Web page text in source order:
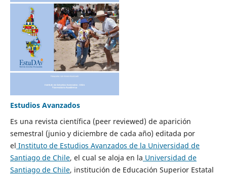
Estudios Avanzados
Es una revista científica (peer reviewed) de aparición
semestral (junio y diciembre de cada año) editada por
el Instituto de Estudios Avanzados de la Universidad de
Santiago de Chile, el cual se aloja en la Universidad de
Santiago de Chile, institución de Educación Superior Estatal